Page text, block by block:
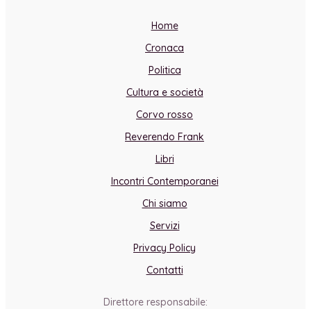
Home
Cronaca
Politica
Cultura e società
Corvo rosso
Reverendo Frank
Libri
Incontri Contemporanei
Chi siamo
Servizi
Privacy Policy
Contatti
Direttore responsabile: